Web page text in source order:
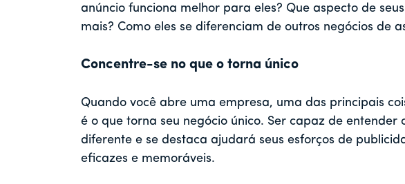
anúncio funciona melhor para eles? Que aspecto de
mais? Como eles se diferenciam de outros negócios de
Concentre-se no que o torna único
Quando você abre uma empresa, uma das principais
é o que torna seu negócio único. Ser capaz de entender
diferente e se destaca ajudará seus esforços de
eficazes e memoráveis.